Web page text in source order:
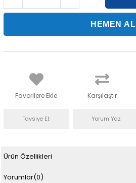
Favorilere Ekle Karşılaştır
Tavsiye Et Yorum Yaz
Ürün Özellikleri
Yorumlar(0)